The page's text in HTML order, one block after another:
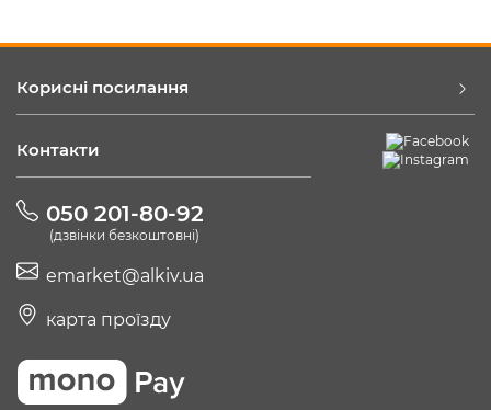
Корисні посилання
Контакти
050 201-80-92
(дзвінки безкоштовні)
emarket@alkiv.ua
карта проїзду